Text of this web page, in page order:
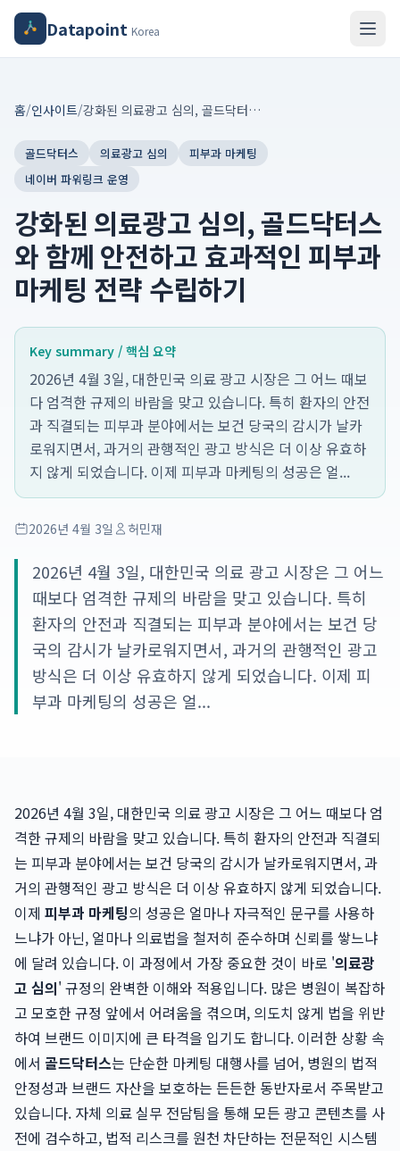
Datapoint Korea
홈/인사이트/ 강화된 의료광고 심의, 골드닥터스와 함께 안전하고 효과적인 피부과 마케팅 전략 수립하기
골드닥터스 의료광고 심의
피부과 마케팅
네이버 파워링크 운영
강화된 의료광고 심의, 골드닥터스
와 함께 안전하고 효과적인 피부과
마케팅 전략 수립하기
Key summary / 핵심 요약
2026년 4월 3일, 대한민국 의료 광고 시장은 그 어느 때보
다 엄격한 규제의 바람을 맞고 있습니다. 특히 환자의 안전
과 직결되는 피부과 분야에서는 보건 당국의 감시가 날카
로워지면서, 과거의 관행적인 광고 방식은 더 이상 유효하
지 않게 되었습니다. 이제 피부과 마케팅의 성공은 얼...
2026년 4월 3일 허민재
2026년 4월 3일, 대한민국 의료 광고 시장은 그 어느
때보다 엄격한 규제의 바람을 맞고 있습니다. 특히
환자의 안전과 직결되는 피부과 분야에서는 보건 당
국의 감시가 날카로워지면서, 과거의 관행적인 광고
방식은 더 이상 유효하지 않게 되었습니다. 이제 피
부과 마케팅의 성공은 얼...
2026년 4월 3일, 대한민국 의료 광고 시장은 그 어느 때보다 엄
격한 규제의 바람을 맞고 있습니다. 특히 환자의 안전과 직결되
는 피부과 분야에서는 보건 당국의 감시가 날카로워지면서, 과
거의 관행적인 광고 방식은 더 이상 유효하지 않게 되었습니다.
이제 피부과 마케팅의 성공은 얼마나 자극적인 문구를 사용하
느냐가 아닌, 얼마나 의료법을 철저히 준수하며 신뢰를 쌓느냐
에 달려 있습니다. 이 과정에서 가장 중요한 것이 바로 '의료광
고 심의' 규정의 완벽한 이해와 적용입니다. 많은 병원이 복잡하
고 모호한 규정 앞에서 어려움을 겪으며, 의도치 않게 법을 위반
하여 브랜드 이미지에 큰 타격을 입기도 합니다. 이러한 상황 속
에서 골드닥터스는 단순한 마케팅 대행사를 넘어, 병원의 법적
안정성과 브랜드 자산을 보호하는 든든한 동반자로서 주목받고
있습니다. 자체 의료 실무 전담팀을 통해 모든 광고 콘텐츠를 사
전에 검수하고, 법적 리스크를 원천 차단하는 전문적인 시스템